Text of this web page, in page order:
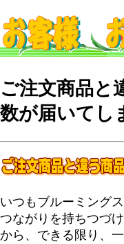
ご注文商品と
数が届いてし
いつもブルーミング
つながりを持ちつづ
から、できる限り、